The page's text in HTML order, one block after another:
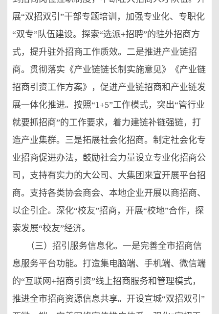
展“双招双引”干部专题培训，加强专业化、专职化
“双专”队伍建设。探索“选派+招聘”的驻外招商方
式，提升驻外招商工作质效。二是推进产业链招
商。贯彻落实《产业链链长制实施意见》《产业链
招商引资工作方案》，促进产业链招商和产业链发
展一体化推进。按照“1+5”工作模式，突出“管行业
就要抓招商”的工作要求，着力建链补链强链，打
造产业集群。三是拓展社会化招商。制定社会化专
业招商促进办法，鼓励社会力量设立专业化招商公
司，支持有实力的大公司、大集团来宣开展平台招
商。支持各类协会商会、本地企业开展以商招商、
以企引企。深化“校友”招商，开展“校地”合作，探
索发展“校友”经济。
（三）招引服务信息化。一是完善全市招商信
息服务平台功能。打造集电脑端、手机端、微信端
的“互联网+招商引资”线上招商服务和管理模式，
推进全市招商资源信息共享。开设宣城“双招双引”